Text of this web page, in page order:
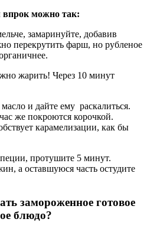
впрок можно так:
замаринуйте, добавив
перекрутить фарш, но рубленое
жарить! Через 10 минут
и дайте ему раскалиться.
же покроются корочкой.
карамелизации, как бы
протушите 5 минут.
а оставшуюся часть остудите
замороженное готовое
блюдо?